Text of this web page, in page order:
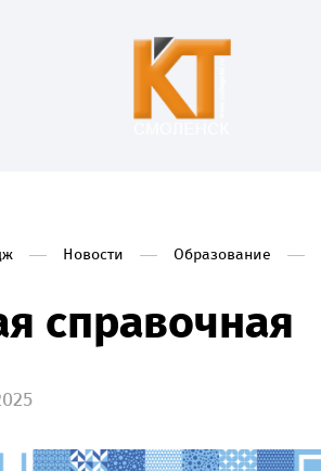
Новости Образование
справочная